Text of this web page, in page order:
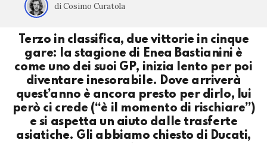
di Cosimo Curatola
Terzo in classifica, due vittorie in cinque
gare: la stagione di Enea Bastianini è
come uno dei suoi GP, inizia lento per poi
diventare inesorabile. Dove arriverà
quest’anno è ancora presto per dirlo, lui
però ci crede (“è il momento di rischiare”)
e si aspetta un aiuto dalle trasferte
asiatiche. Gli abbiamo chiesto di Ducati,